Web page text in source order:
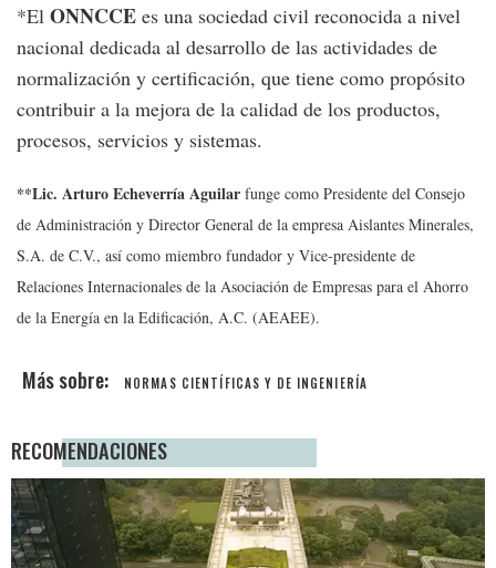
*El ONNCCE es una sociedad civil reconocida a nivel
nacional dedicada al desarrollo de las actividades de
normalización y certificación, que tiene como propósito
contribuir a la mejora de la calidad de los productos,
procesos, servicios y sistemas.
**Lic. Arturo Echeverría Aguilar funge como Presidente del Consejo
de Administración y Director General de la empresa Aislantes Minerales,
S.A. de C.V., así como miembro fundador y Vice-presidente de
Relaciones Internacionales de la Asociación de Empresas para el Ahorro
de la Energía en la Edificación, A.C. (AEAEE).
NORMAS CIENTÍFICAS Y DE INGENIERÍA
RECOMENDACIONES